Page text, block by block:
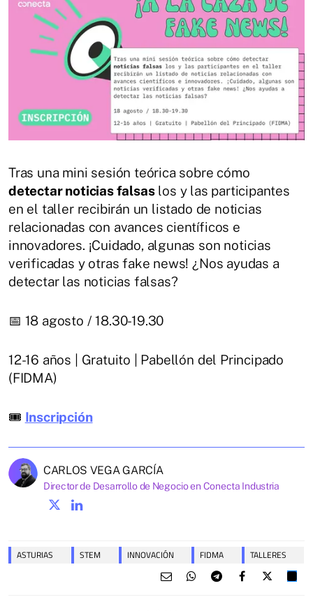
Tras una mini sesión teórica sobre cómo
detectar noticias falsaslos y las participantes
en el taller recibirán un listado de noticias
relacionadas con avances científicos e
innovadores. ¡Cuidado, algunas son noticias
verificadas y otras fake news! ¿Nos ayudas a
detectar las noticias falsas?
📅 18 agosto / 18.30-19.30
12-16 años | Gratuito | Pabellón del Principado
(FIDMA)
🎟 Inscripción
CARLOS VEGA GARCÍA
Director de Desarrollo de Negocio en Conecta Industria
ASTURIAS STEM INNOVACIÓN FIDMA TALLERES